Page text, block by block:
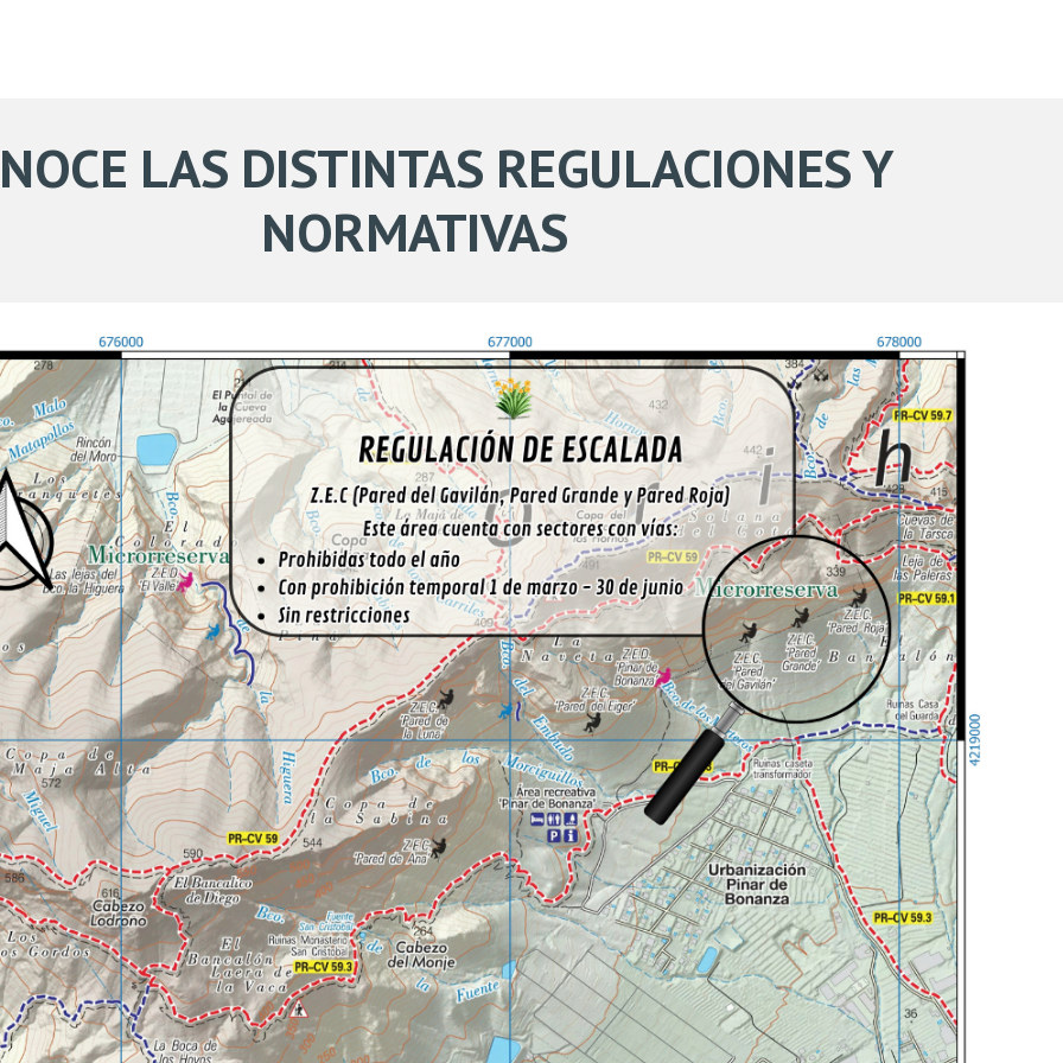
LAS DISTINTAS REGULACIONES Y
NORMATIVAS